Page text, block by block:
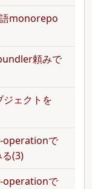
monorepo
頼みで
ェクトを
operationで
(3)
operationで